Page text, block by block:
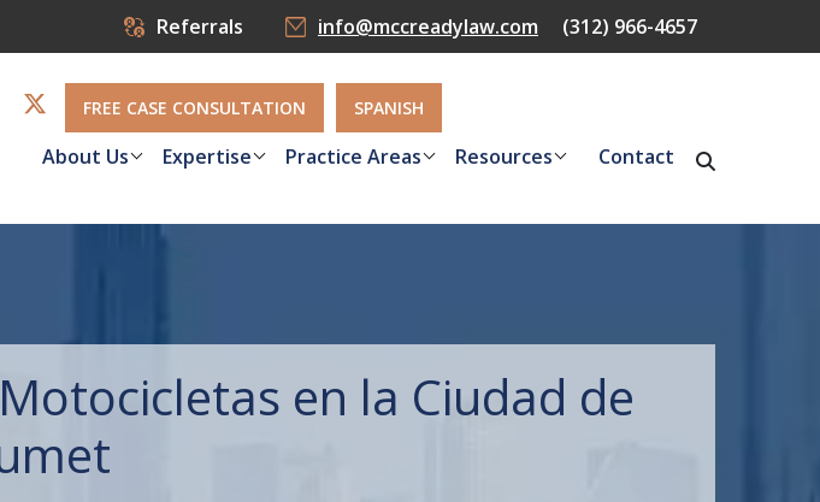
Referrals info@mccreadylaw.com (312) 966-4657
FREE CASE CONSULTATION SPANISH
About Us Expertise Practice Areas Resources Contact
en la Ciudad de